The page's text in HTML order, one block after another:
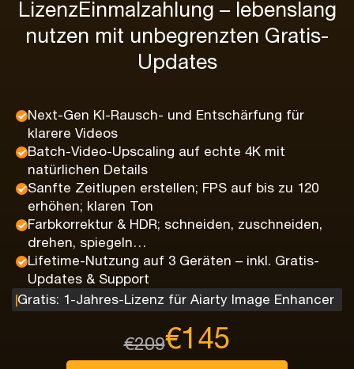
LizenzEinmalzahlung – lebenslang
nutzen mit unbegrenzten Gratis-
Updates
Next-Gen KI-Rausch- und Entschärfung für
klarere Videos
Batch-Video-Upscaling auf echte 4K mit
natürlichen Details
Sanfte Zeitlupen erstellen; FPS auf bis zu 120
erhöhen; klaren Ton
Farbkorrektur & HDR; schneiden, zuschneiden,
drehen, spiegeln…
Lifetime-Nutzung auf 3 Geräten – inkl. Gratis-
Updates & Support
Gratis: 1-Jahres-Lizenz für Aiarty Image Enhancer
€209€145